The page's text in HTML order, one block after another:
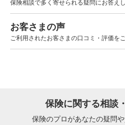
保険相談で多く寄せられる疑問にお答え
お客さまの声
ご利用されたお客さまの口コミ・評価を
保険に関する相談
保険のプロがあなたの疑問